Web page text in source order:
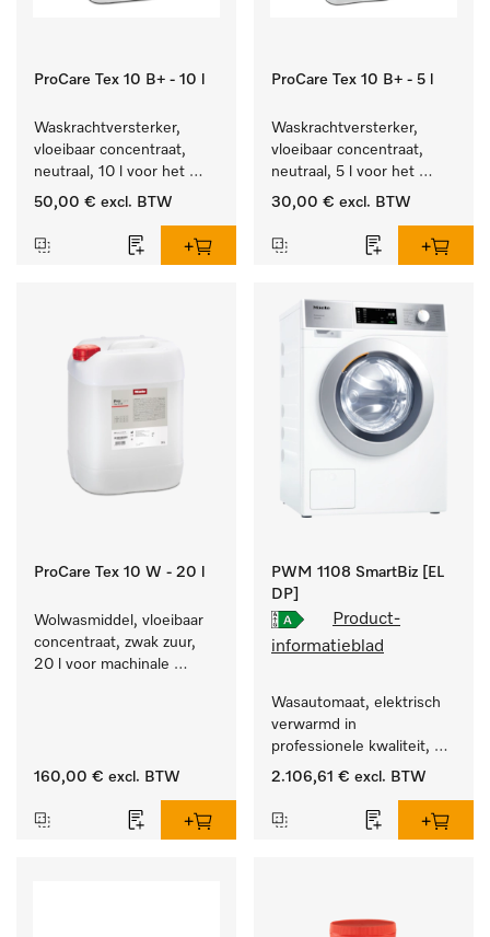
ProCare Tex 10 B+ - 10 l
Waskrachtversterker,
vloeibaar concentraat,
neutraal, 10 l voor het
effectief verwijderen van
50,00 € excl. BTW
ProCare Tex 10 B+ - 5 l
Waskrachtversterker,
vloeibaar concentraat,
neutraal, 5 l voor het
effectief verwijderen van
30,00 € excl. BTW
ProCare Tex 10 W - 20 l
Wolwasmiddel, vloeibaar
concentraat, zwak zuur,
20 l voor machinale
160,00 € excl. BTW
PWM 1108 SmartBiz [EL
DP]
Product-
informatieblad
Wasautomaat, elektrisch
verwarmd in
professionele kwaliteit,
programmaduur van
opstelling.
2.106,61 € excl. BTW